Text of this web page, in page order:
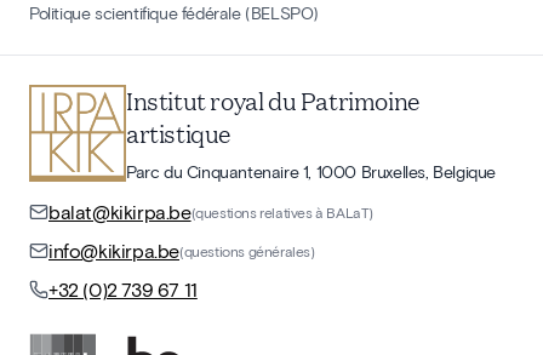
Politique scientifique fédérale (BELSPO)
Institut royal du Patrimoine
artistique
Parc du Cinquantenaire 1, 1000 Bruxelles, Belgique
balat@kikirpa.be(questions relatives à BALaT)
info@kikirpa.be(questions générales)
+32 (0)2 739 67 11